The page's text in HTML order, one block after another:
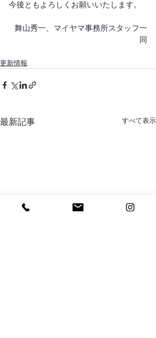
今後ともよろしくお願いいたします。
舞山秀一、マイヤマ事務所スタッフ一
同
更新情報
最新記事 すべて表示